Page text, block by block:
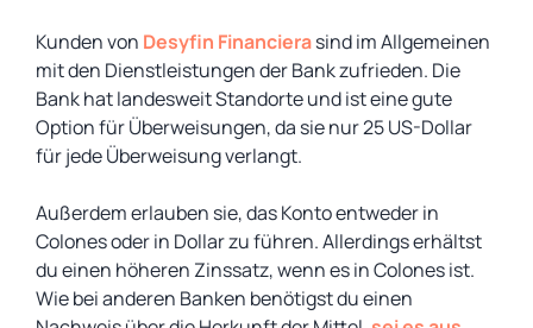
Kunden von Desyfin Financierasind im Allgemeinen
mit den Dienstleistungen der Bank zufrieden. Die
Bank hat landesweit Standorte und ist eine gute
Option für Überweisungen, da sie nur 25 US-Dollar
für jede Überweisung verlangt.
Außerdem erlauben sie, das Konto entweder in
Colones oder in Dollar zu führen. Allerdings erhältst
du einen höheren Zinssatz, wenn es in Colones ist.
Wie bei anderen Banken benötigst du einen